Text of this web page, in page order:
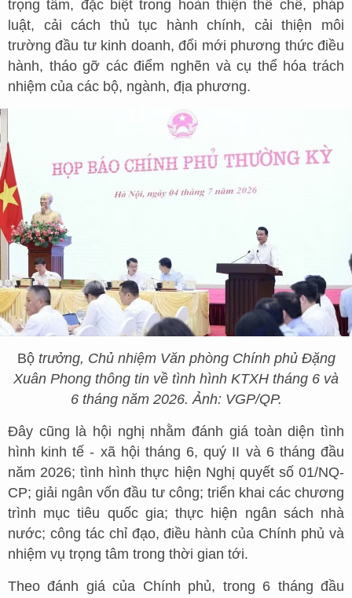
trọng tâm, đặc biệt trong hoàn thiện thể chế, pháp
luật, cải cách thủ tục hành chính, cải thiện môi
trường đầu tư kinh doanh, đổi mới phương thức điều
hành, tháo gỡ các điểm nghẽn và cụ thể hóa trách
nhiệm của các bộ, ngành, địa phương.
Bộ trưởng, Chủ nhiệm Văn phòng Chính phủ Đặng
Xuân Phong thông tin về tình hình KTXH tháng 6 và
6 tháng năm 2026. Ảnh: VGP/QP.
Đây cũng là hội nghị nhằm đánh giá toàn diện tình
hình kinh tế - xã hội tháng 6, quý II và 6 tháng đầu
năm 2026; tình hình thực hiện Nghị quyết số 01/NQ-
CP; giải ngân vốn đầu tư công; triển khai các chương
trình mục tiêu quốc gia; thực hiện ngân sách nhà
nước; công tác chỉ đạo, điều hành của Chính phủ và
nhiệm vụ trọng tâm trong thời gian tới.
Theo đánh giá của Chính phủ, trong 6 tháng đầu